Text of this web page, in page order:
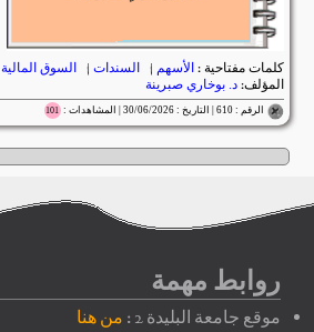
كلمات مفتاحية : الأسهم | السندات | السوق المالية
المؤلف:د. بوخاري صبرينة
الرقم : 610 | التاريخ : 30/06/2026 | المشاهدات : 101
روابط مهمة
موقع جامعة البليدة 2 : من هنا